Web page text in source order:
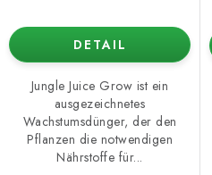
DETAIL
Jungle Juice Grow ist ein
ausgezeichnetes
Wachstumsdünger, der den
Pflanzen die notwendigen
Nährstoffe für...